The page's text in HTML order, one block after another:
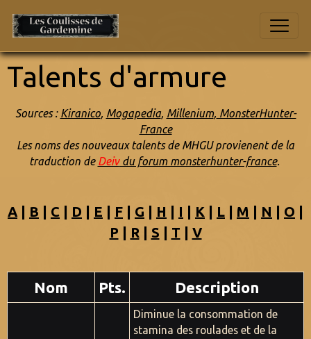
Talents d'armure
Sources : Kiranico, Mogapedia, Millenium, MonsterHunter-
France
Les noms des nouveaux talents de MHGU provienent de la
traduction de Deivdu forum monsterhunter-france.
A B C D E F G H I K L M N O
P
R| S T V
Nom Pts. Description
Diminue la consommation de
stamina des roulades et de la